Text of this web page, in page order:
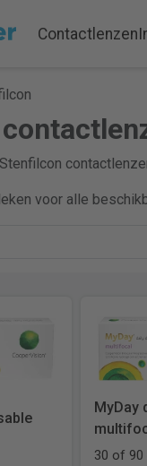
Contactlenzen
voor alle
MyDay
30 of 90